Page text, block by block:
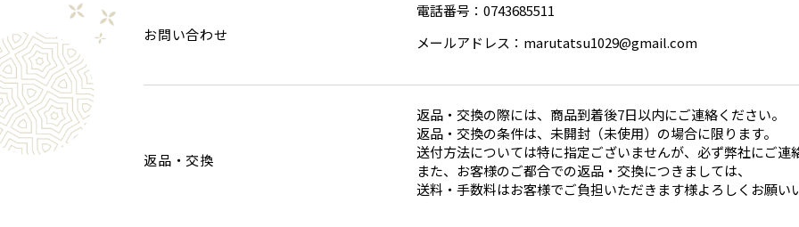
お問い合わせ
電話番号：0743685511
メールアドレス：marutatsu1029@gmail.com
返品・交換
返品・交換の際には、商品到着後7日以内にご連絡ください。
返品・交換の条件は、未開封（未使用）の場合に限ります。
送付方法については特に指定ございませんが、必ず弊社にご連
また、お客様のご都合での返品・交換につきましては、
送料・手数料はお客様でご負担いただきます様よろしくお願い